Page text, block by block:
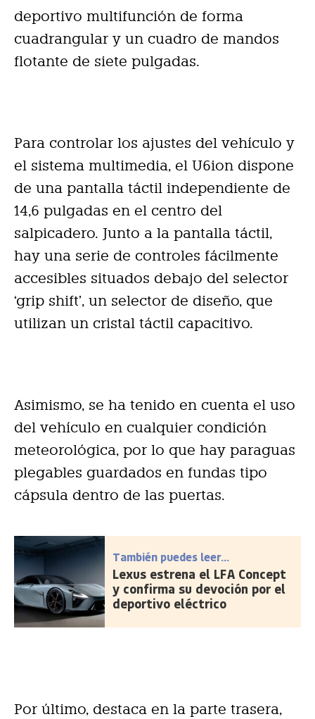
deportivo multifunción de forma
cuadrangular y un cuadro de mandos
flotante de siete pulgadas.
Para controlar los ajustes del vehículo y
el sistema multimedia, el U6ion dispone
de una pantalla táctil independiente de
14,6 pulgadas en el centro del
salpicadero. Junto a la pantalla táctil,
hay una serie de controles fácilmente
accesibles situados debajo del selector
‘grip shift’, un selector de diseño, que
utilizan un cristal táctil capacitivo.
Asimismo, se ha tenido en cuenta el uso
del vehículo en cualquier condición
meteorológica, por lo que hay paraguas
plegables guardados en fundas tipo
cápsula dentro de las puertas.
También puedes leer...
Lexus estrena el LFA Concept
y confirma su devoción por el
deportivo eléctrico
Por último, destaca en la parte trasera,